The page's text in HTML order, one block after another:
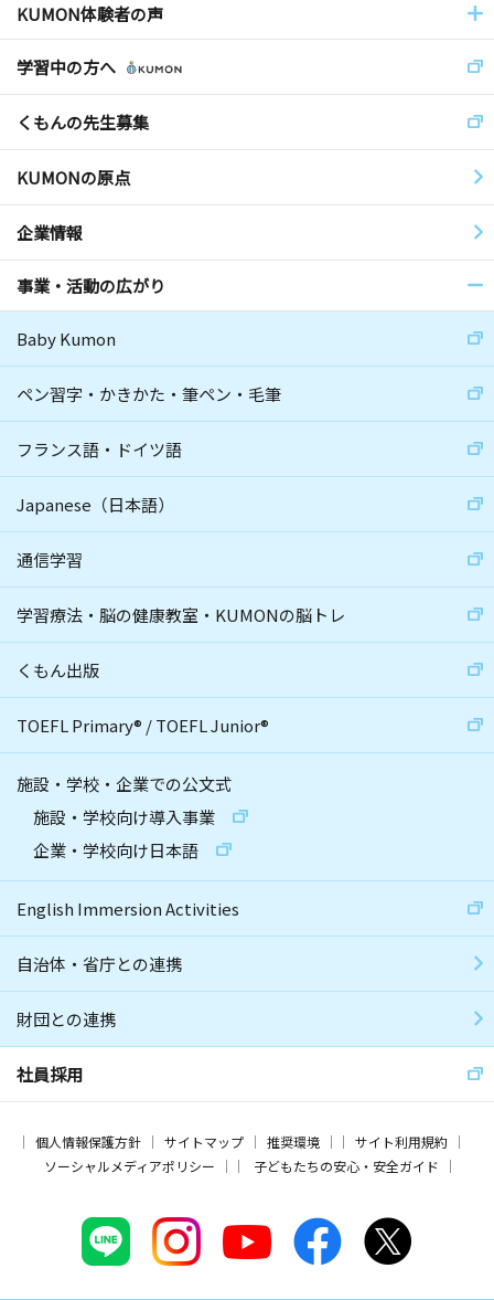
KUMON体験者の声
学習中の方へ
くもんの先生募集
KUMONの原点
企業情報
事業・活動の広がり
Baby Kumon
ペン習字・かきかた・筆ペン・毛筆
フランス語・ドイツ語
Japanese（日本語）
通信学習
学習療法・脳の健康教室・KUMONの脳トレ
くもん出版
TOEFL Primary® /TOEFL Junior®
施設・学校・企業での公文式
施設・学校向け導入事業
企業・学校向け日本語
English Immersion Activities
自治体・省庁との連携
財団との連携
社員採用
個人情報保護方針 サイトマップ 推奨環境
サイト利用規約
ソーシャルメディアポリシー
子どもたちの安心・安全ガイド